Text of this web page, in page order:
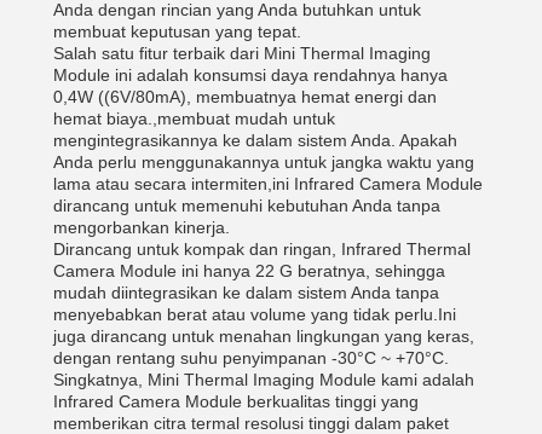
Anda dengan rincian yang Anda butuhkan untuk
membuat keputusan yang tepat.
Salah satu fitur terbaik dari Mini Thermal Imaging
Module ini adalah konsumsi daya rendahnya hanya
0,4W ((6V/80mA), membuatnya hemat energi dan
hemat biaya.,membuat mudah untuk
mengintegrasikannya ke dalam sistem Anda. Apakah
Anda perlu menggunakannya untuk jangka waktu yang
lama atau secara intermiten,ini Infrared Camera Module
dirancang untuk memenuhi kebutuhan Anda tanpa
mengorbankan kinerja.
Dirancang untuk kompak dan ringan, Infrared Thermal
Camera Module ini hanya 22 G beratnya, sehingga
mudah diintegrasikan ke dalam sistem Anda tanpa
menyebabkan berat atau volume yang tidak perlu.Ini
juga dirancang untuk menahan lingkungan yang keras,
dengan rentang suhu penyimpanan -30°C ~ +70°C.
Singkatnya, Mini Thermal Imaging Module kami adalah
Infrared Camera Module berkualitas tinggi yang
memberikan citra termal resolusi tinggi dalam paket